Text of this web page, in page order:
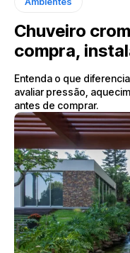
Chuveiro
compra,
Entenda o que
avaliar pressão,
antes de comprar.